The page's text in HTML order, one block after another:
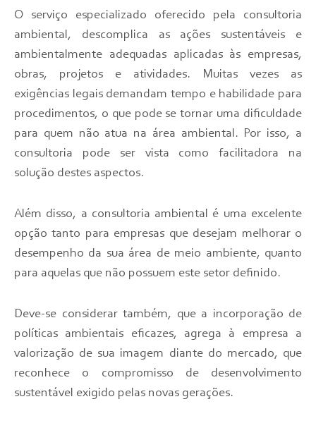
O serviço especializado oferecido pela consultoria
ambiental, descomplica as ações sustentáveis e
ambientalmente adequadas aplicadas às empresas,
obras, projetos e atividades. Muitas vezes as
exigências legais demandam tempo e habilidade para
procedimentos, o que pode se tornar uma dificuldade
para quem não atua na área ambiental. Por isso, a
consultoria pode ser vista como facilitadora na
solução destes aspectos.
Além disso, a consultoria ambiental é uma excelente
opção tanto para empresas que desejam melhorar o
desempenho da sua área de meio ambiente, quanto
para aquelas que não possuem este setor definido.
Deve-se considerar também, que a incorporação de
políticas ambientais eficazes, agrega à empresa a
valorização de sua imagem diante do mercado, que
reconhece o compromisso de desenvolvimento
sustentável exigido pelas novas gerações.